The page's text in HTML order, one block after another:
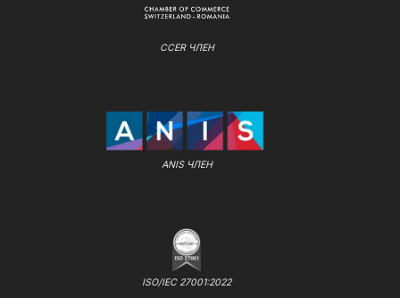
CCER ЧЛЕН
ANIS ЧЛЕН
ISO/IEC 27001:2022